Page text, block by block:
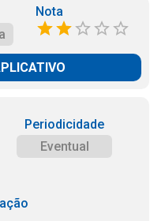
Nota
Periodicidade
Eventual